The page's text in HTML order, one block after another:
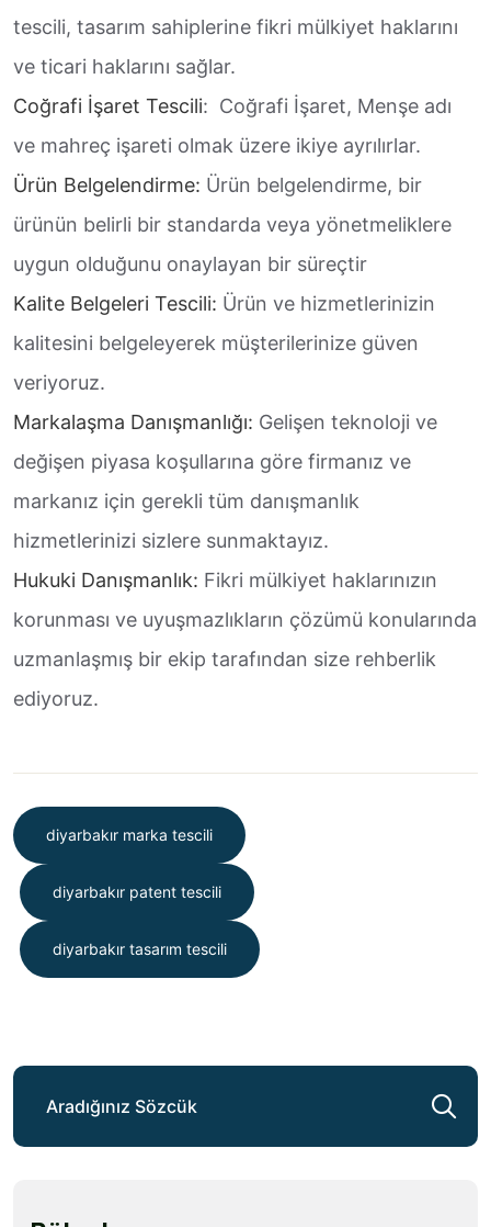
tescili, tasarım sahiplerine fikri mülkiyet haklarını
ve ticari haklarını sağlar.
Coğrafi İşaret Tescili: Coğrafi İşaret, Menşe adı
ve mahreç işareti olmak üzere ikiye ayrılırlar.
Ürün Belgelendirme: Ürün belgelendirme, bir
ürünün belirli bir standarda veya yönetmeliklere
uygun olduğunu onaylayan bir süreçtir
Kalite Belgeleri Tescili: Ürün ve hizmetlerinizin
kalitesini belgeleyerek müşterilerinize güven
veriyoruz.
Markalaşma Danışmanlığı: Gelişen teknoloji ve
değişen piyasa koşullarına göre firmanız ve
markanız için gerekli tüm danışmanlık
hizmetlerinizi sizlere sunmaktayız.
Hukuki Danışmanlık: Fikri mülkiyet haklarınızın
korunması ve uyuşmazlıkların çözümü konularında
uzmanlaşmış bir ekip tarafından size rehberlik
ediyoruz.
diyarbakır marka tescili
diyarbakır patent tescili
diyarbakır tasarım tescili